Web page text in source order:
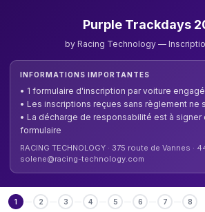
Purple Trackdays
by Racing Technology —
INFORMATIONS IMPORTANTES
• 1 formulaire d'inscription par voiture
• Les inscriptions reçues sans règlement ne
• La décharge de responsabilité est à
formulaire
RACING TECHNOLOGY · 375 route de Vannes ·
solene@racing-technology.com
1 2 3 4 5 6 7 8